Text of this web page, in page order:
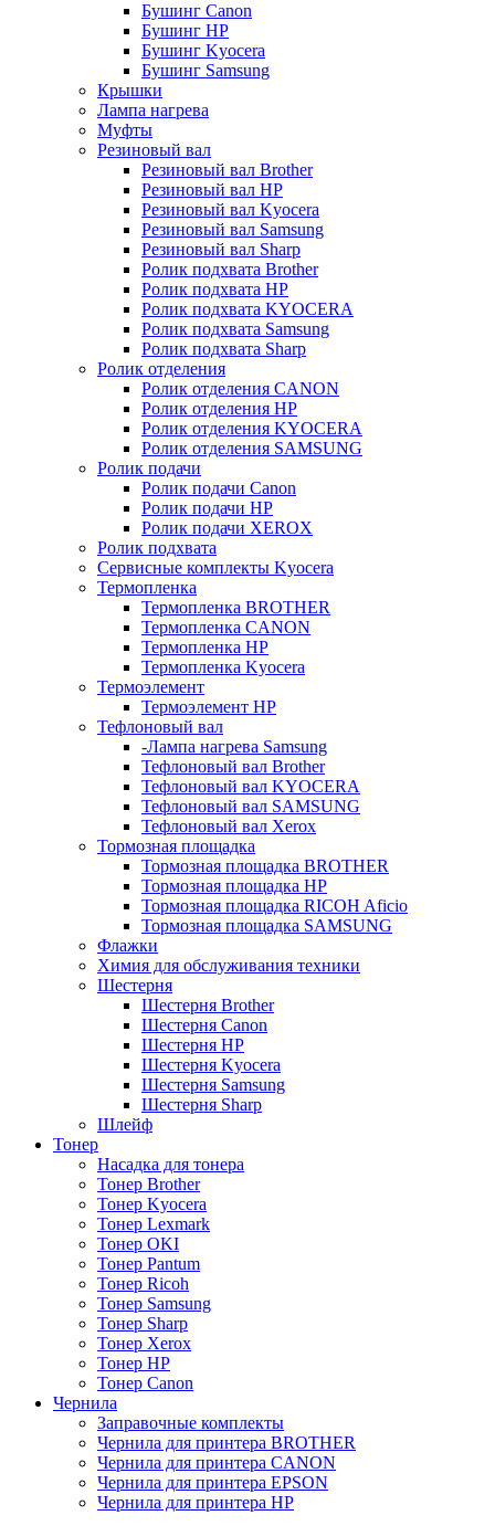
Бушинг Canon
Бушинг HP
Бушинг Kyocera
Бушинг Samsung
Крышки
Лампа нагрева
Муфты
Резиновый вал
Резиновый вал Brother
Резиновый вал HP
Резиновый вал Kyocera
Резиновый вал Samsung
Резиновый вал Sharp
Ролик подхвата Brother
Ролик подхвата HP
Ролик подхвата KYOCERA
Ролик подхвата Samsung
Ролик подхвата Sharp
Ролик отделения
Ролик отделения CANON
Ролик отделения HP
Ролик отделения KYOCERA
Ролик отделения SAMSUNG
Ролик подачи
Ролик подачи Canon
Ролик подачи HP
Ролик подачи XEROX
Ролик подхвата
Сервисные комплекты Kyocera
Термопленка
Термопленка BROTHER
Термопленка CANON
Термопленка HP
Термопленка Kyocera
Термоэлемент
Термоэлемент НР
Тефлоновый вал
-Лампа нагрева Samsung
Тефлоновый вал Brother
Тефлоновый вал KYOCERA
Тефлоновый вал SAMSUNG
Тефлоновый вал Xerox
Тормозная площадка
Тормозная площадка BROTHER
Тормозная площадка HP
Тормозная площадка RICOH Aficio
Тормозная площадка SAMSUNG
Флажки
Химия для обслуживания техники
Шестерня
Шестерня Brother
Шестерня Canon
Шестерня HP
Шестерня Kyocera
Шестерня Samsung
Шестерня Sharp
Шлейф
Тонер
Насадка для тонера
Тонер Brother
Тонер Kyocera
Тонер Lexmark
Тонер OKI
Тонер Pantum
Тонер Ricoh
Тонер Samsung
Тонер Sharp
Тонер Xerox
Тонер НР
Тонер Саnon
Чернила
Заправочные комплекты
Чернила для принтера BROTHER
Чернила для принтера CANON
Чернила для принтера EPSON
Чернила для принтера HP